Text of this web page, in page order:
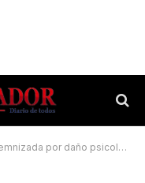
por daño psicológico